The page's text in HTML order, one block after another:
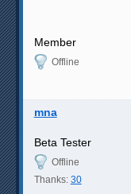
Member
Offline
mna
Beta Tester
Offline
Thanks: 30